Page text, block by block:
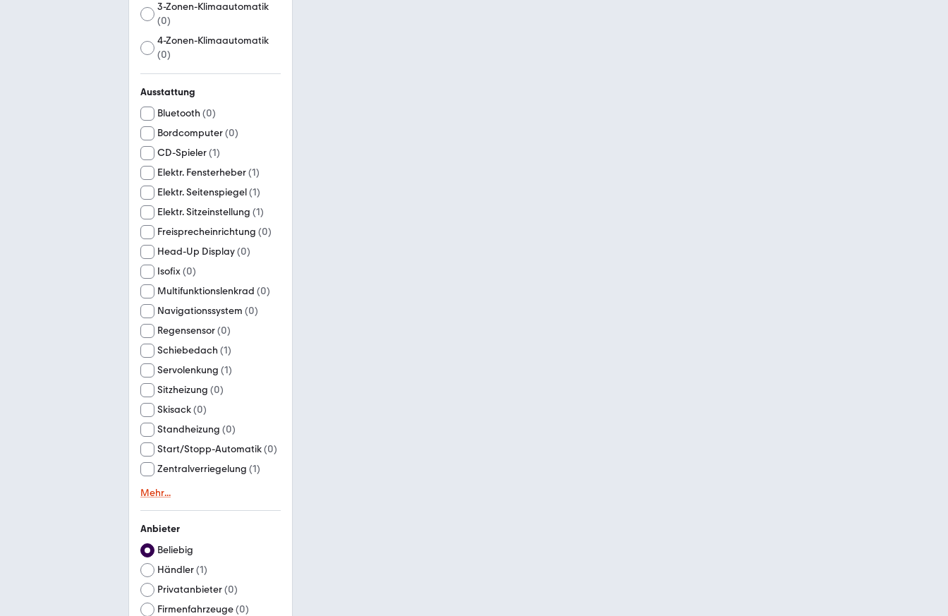
3-Zonen-Klimaautomatik
(0)
4-Zonen-Klimaautomatik
(0)
Ausstattung
Bluetooth (0)
Bordcomputer(0)
CD-Spieler(1)
Elektr. Fensterheber(1)
Elektr. Seitenspiegel(1)
Elektr. Sitzeinstellung (1)
Freisprecheinrichtung (0)
Head-Up Display(0)
Isofix(0)
Multifunktionslenkrad (0)
Navigationssystem (0)
Regensensor(0)
Schiebedach (1)
Servolenkung (1)
Sitzheizung (0)
Skisack(0)
Standheizung (0)
Start/Stopp-Automatik(0)
Zentralverriegelung (1)
Mehr...
Anbieter
Beliebig
Händler(1)
Privatanbieter(0)
Firmenfahrzeuge(0)